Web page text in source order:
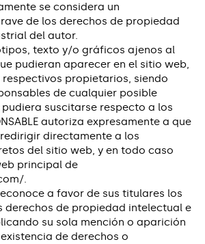
se considera un
de los derechos de propiedad
del autor.
texto y/o gráficos ajenos al
que pudieran aparecer en el sitio web,
respectivos propietarios, siendo
de cualquier posible
suscitarse respecto a los
autoriza expresamente a que
directamente a los
del sitio web, y en todo caso
principal de
.
reconoce a favor de sus titulares los
derechos de propiedad intelectual e
su sola mención o aparición
de derechos o